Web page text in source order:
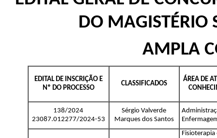
DO MAGISTÉRIO
AMPLA
EDITAL DE INSCRIÇÃO E
Nº DO PROCESSO
CLASSIFICADOS
ÁREA DE
138/2024
23087.012277/2024-53
Sérgio Valverde
Marques dos Santos
Fisioterapia